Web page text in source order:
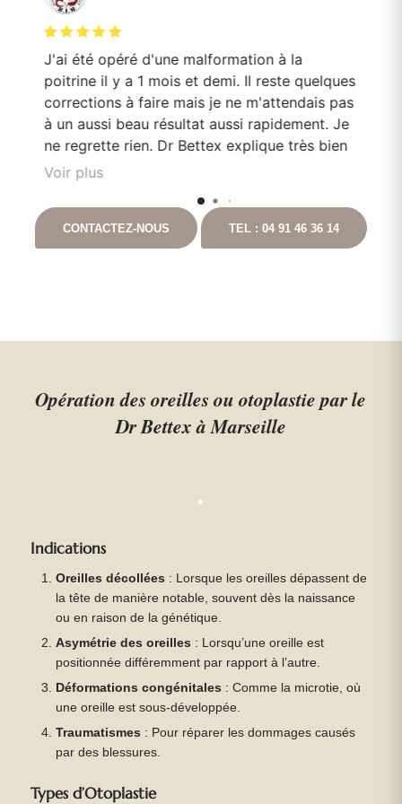
J'ai été opéré d'une malformation à la
poitrine il y a 1 mois et demi. Il reste quelques
corrections à faire mais je ne m'attendais pas
à un aussi beau résultat aussi rapidement. Je
ne regrette rien. Dr Bettex explique très bien
son rôle dans. la. prise en soin et est très à
en cas que questionnement. Ayant pour
projet de continuer les chirurgies correctrices
avec lui suite à un gros amaigrissement, je ne
Voir plus
CONTACTEZ-NOUS TEL : 04 91 46 36 14
Opération des oreilles ou otoplastie par le
Dr Bettex à Marseille
Indications
Oreilles décollées : Lorsque les oreilles dépassent de
la tête de manière notable, souvent dès la naissance
ou en raison de la génétique.
Asymétrie des oreilles : Lorsqu’une oreille est
positionnée différemment par rapport à l’autre.
Déformations congénitales : Comme la microtie, où
une oreille est sous-développée.
Traumatismes : Pour réparer les dommages causés
par des blessures.
Types d’Otoplastie